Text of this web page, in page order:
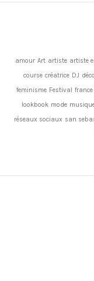
amour Art artiste artiste
course créatrice DJ
feminisme Festival france
lookbook mode
réseaux sociaux san